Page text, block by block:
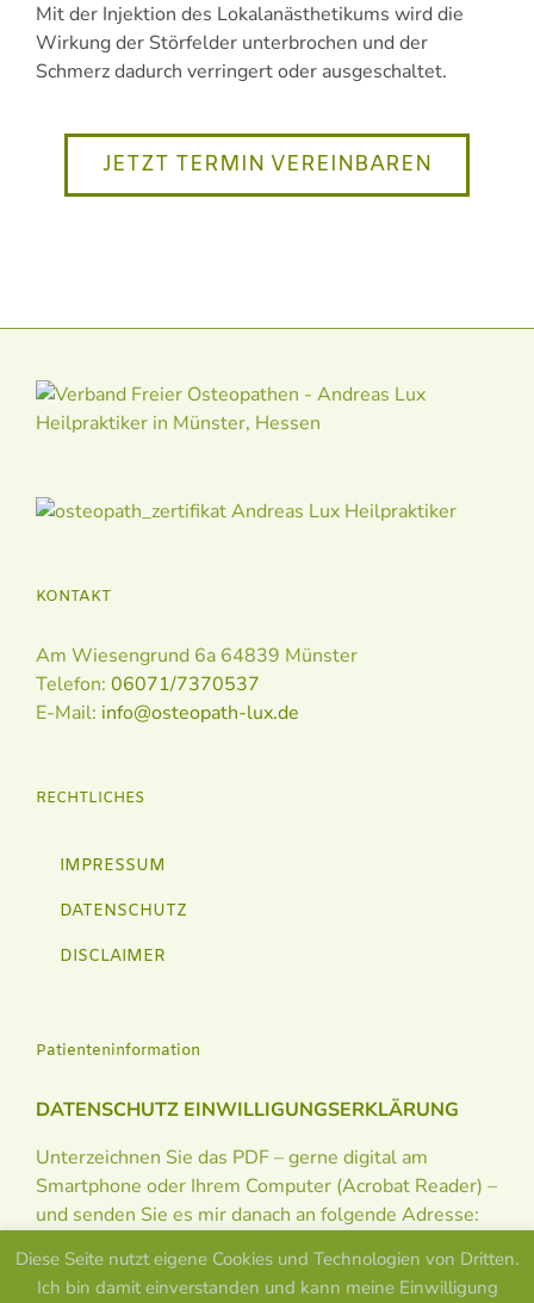
Mit der Injektion des Lokalanästhetikums wird die
Wirkung der Störfelder unterbrochen und der
Schmerz dadurch verringert oder ausgeschaltet.
JETZT TERMIN VEREINBAREN
KONTAKT
Am Wiesengrund 6a 64839 Münster
Telefon: 06071/7370537
E-Mail: info@osteopath-lux.de
RECHTLICHES
IMPRESSUM
DATENSCHUTZ
DISCLAIMER
Patienteninformation
DATENSCHUTZ EINWILLIGUNGSERKLÄRUNG
Unterzeichnen Sie das PDF – gerne digital am
Smartphone oder Ihrem Computer (Acrobat Reader) –
und senden Sie es mir danach an folgende Adresse:
Diese Seite nutzt eigene Cookies und Technologien von Dritten.
Ich bin damit einverstanden und kann meine Einwilligung